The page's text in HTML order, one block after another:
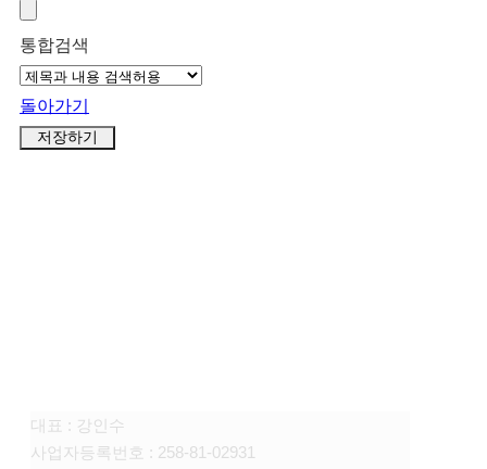
통합검색
돌아가기
저장하기
대표 : 강인수
사업자등록번호 : 258-81-02931